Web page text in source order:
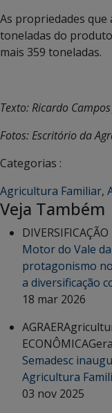
As propriedades
toneladas do
mais 359 toneladas.
Texto: Ricardo
Fotos: Escritório da
Categorias :
Agricultura Familiar,
Veja Também
Motor do Vale
protagonismo
a diversificação
18 mar 2026
AGRAER
ECONÔMICA
Semadesc
Agricultura
03 nov 2025